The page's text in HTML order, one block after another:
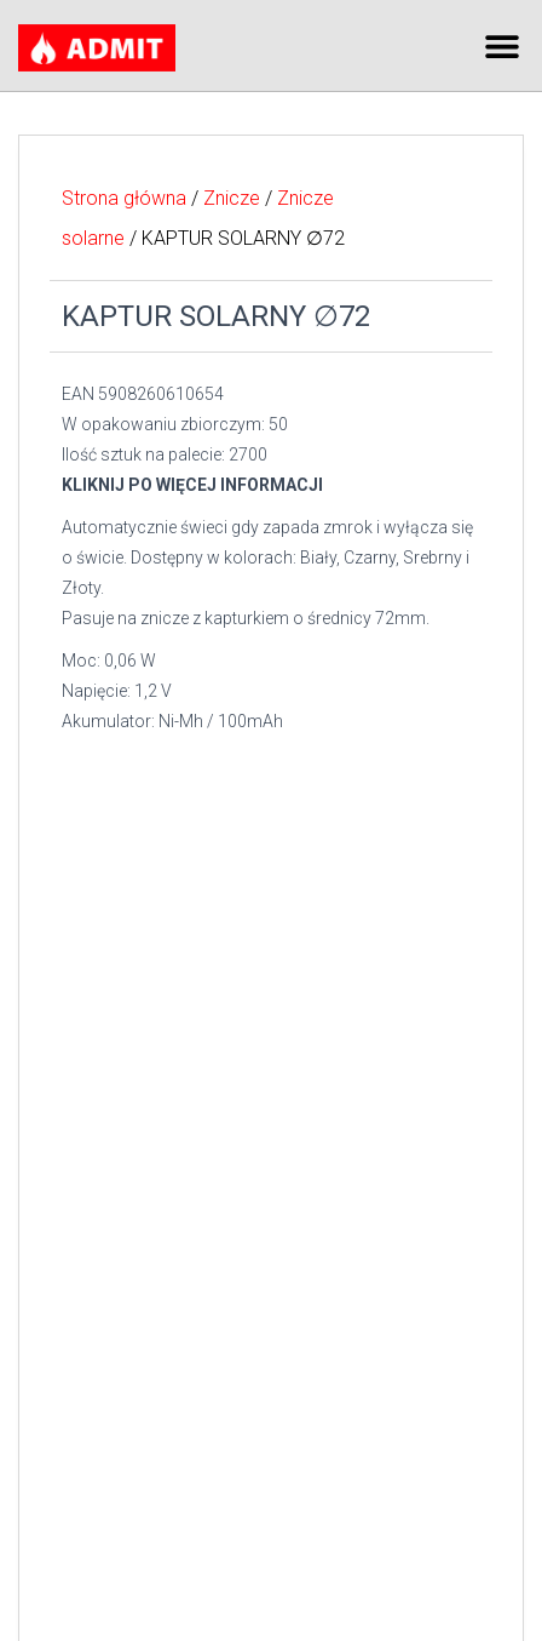
Strona główna / Znicze / Znicze
solarne / KAPTUR SOLARNY ∅72
KAPTUR SOLARNY ∅72
EAN 5908260610654
W opakowaniu zbiorczym: 50
Ilość sztuk na palecie: 2700
KLIKNIJ PO WIĘCEJ INFORMACJI
Automatycznie świeci gdy zapada zmrok i wyłącza się
o świcie. Dostępny w kolorach: Biały, Czarny, Srebrny i
Złoty.
Pasuje na znicze z kapturkiem o średnicy 72mm.
Moc: 0,06 W
Napięcie: 1,2 V
Akumulator: Ni-Mh / 100mAh